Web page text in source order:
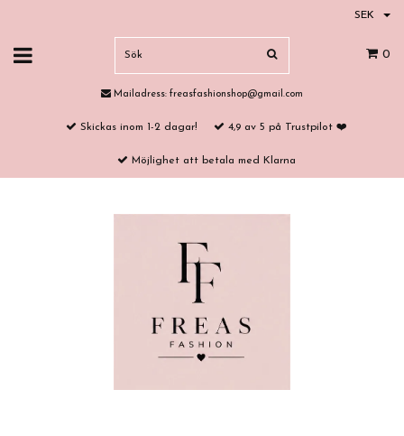
SEK
0
Mailadress: freasfashionshop@gmail.com
Skickas inom 1-2 dagar! 4,9 av 5 på Trustpilot ❤️
Möjlighet att betala med Klarna